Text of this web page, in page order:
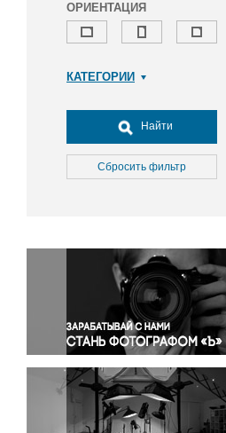
ОРИЕНТАЦИЯ
КАТЕГОРИИ
Досуг, туризм и отдых
Культура
Медицина
Окружающая среда
Политика
Правосудие
Происшествия и конфликты
Религия
Светская жизнь
Спорт
Экология
Найти
Сбросить фильтр